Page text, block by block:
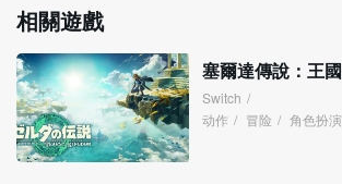
相關遊戲
塞爾達傳說：王
Switch /
动作 / 冒险 / 角色扮演